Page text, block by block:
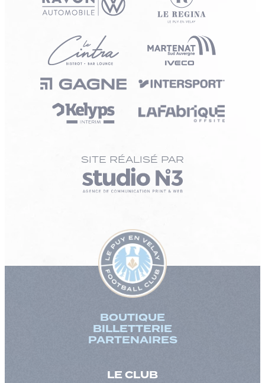
SITE RÉALISÉ PAR
BOUTIQUE
BILLETTERIE
PARTENAIRES
LE CLUB